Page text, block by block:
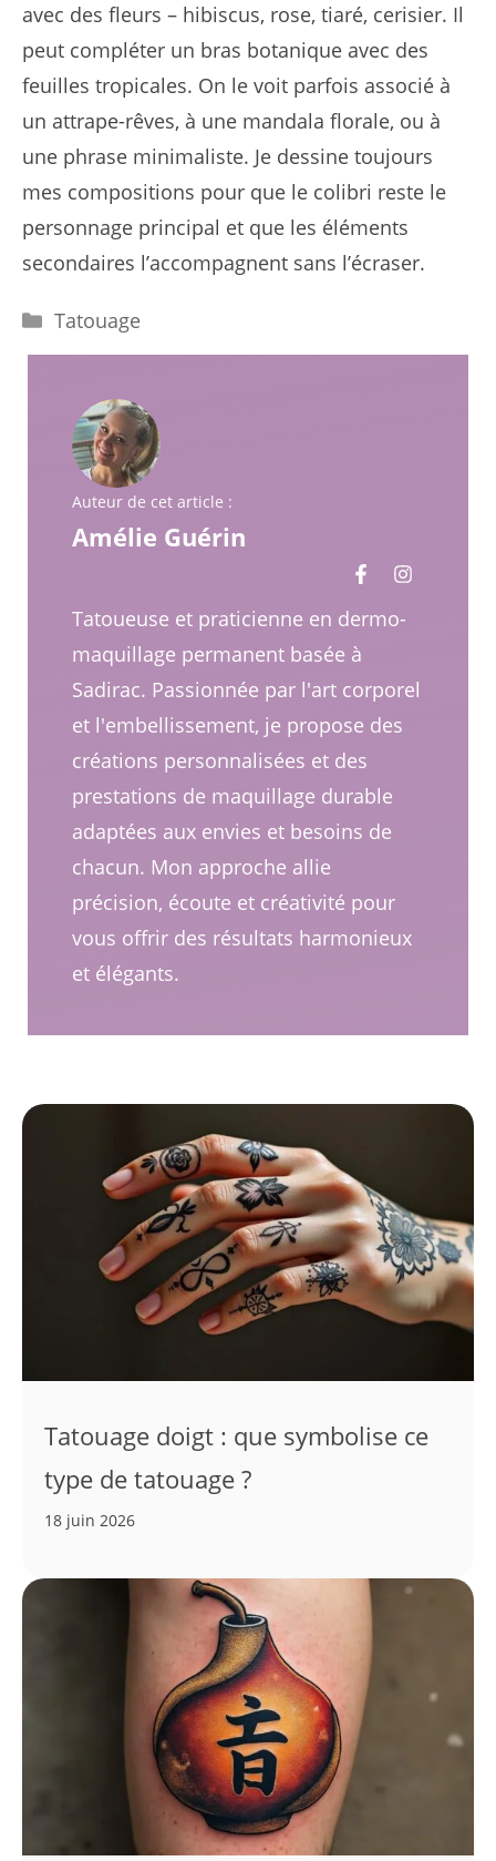
avec des fleurs – hibiscus, rose, tiaré, cerisier. Il
peut compléter un bras botanique avec des
feuilles tropicales. On le voit parfois associé à
un attrape-rêves, à une mandala florale, ou à
une phrase minimaliste. Je dessine toujours
mes compositions pour que le colibri reste le
personnage principal et que les éléments
secondaires l’accompagnent sans l’écraser.
Catégories
Tatouage
Auteur de cet article :
Amélie Guérin
Tatoueuse et praticienne en dermo-
maquillage permanent basée à
Sadirac. Passionnée par l'art corporel
et l'embellissement, je propose des
créations personnalisées et des
prestations de maquillage durable
adaptées aux envies et besoins de
chacun. Mon approche allie
précision, écoute et créativité pour
vous offrir des résultats harmonieux
et élégants.
Tatouage doigt : que symbolise ce
type de tatouage ?
18 juin 2026